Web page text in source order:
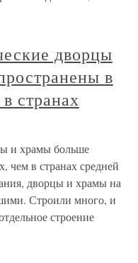
дворцы
в
странах
и храмы больше
чем в странах средней
дворцы и храмы на
Строили много, и
строение